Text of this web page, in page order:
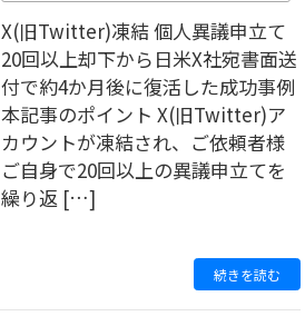
X(旧Twitter)凍結 個人異議申立て
20回以上却下から日米X社宛書面送
付で約4か月後に復活した成功事例
本記事のポイント X(旧Twitter)ア
カウントが凍結され、ご依頼者様
ご自身で20回以上の異議申立てを
繰り返 […]
続きを読む